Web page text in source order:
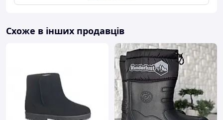
Висота черевика з каблуком - 13см.
Класичні черевики з відрізним носком і
однієї "блискавкою" з внутрішньої
сторони.
Черевики дуже добре виглядають, як під
джинси, так і під класичні брюки. Легкі,
красиві, добротні, зручна колодка.
Схоже в інших продавців